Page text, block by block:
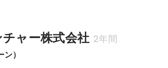
ャー株式会社 2年間
）